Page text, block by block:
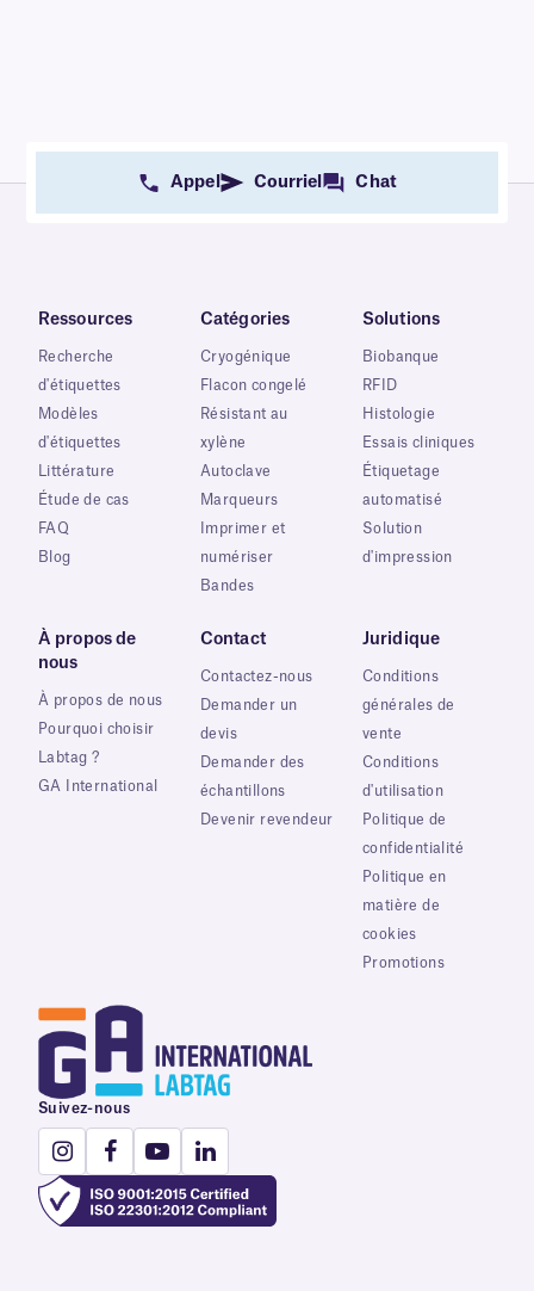
Appel Courriel Chat
Ressources
Recherche
d'étiquettes
Modèles
d'étiquettes
Littérature
Étude de cas
FAQ
Blog
Catégories
Cryogénique
Flacon congelé
Résistant au
xylène
Autoclave
Marqueurs
Imprimer et
numériser
Bandes
Solutions
Biobanque
RFID
Histologie
Essais cliniques
Étiquetage
automatisé
Solution
d'impression
À propos de
nous
À propos de nous
Pourquoi choisir
Labtag ?
GA International
Contact
Contactez-nous
Demander un
devis
Demander des
échantillons
Devenir revendeur
Juridique
Conditions
générales de
vente
Conditions
d'utilisation
Politique de
confidentialité
Politique en
matière de
cookies
Promotions
Suivez-nous